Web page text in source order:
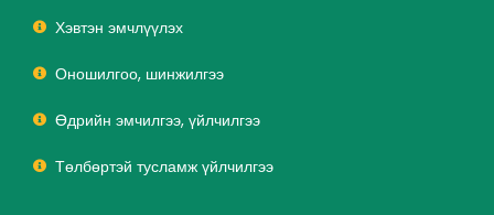
Хэвтэн эмчлүүлэх
Оношилгоо, шинжилгээ
Өдрийн эмчилгээ, үйлчилгээ
Төлбөртэй тусламж үйлчилгээ